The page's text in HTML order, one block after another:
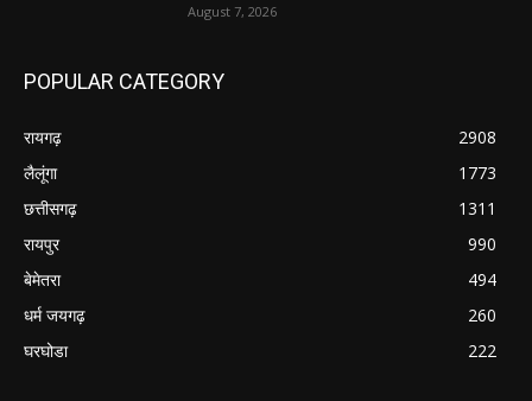
August 7, 2026
POPULAR CATEGORY
रायगढ़
2908
लैलूंगा
1773
छत्तीसगढ़
1311
रायपुर
990
बेमेतरा
494
धर्म जयगढ़
260
घरघोडा
222